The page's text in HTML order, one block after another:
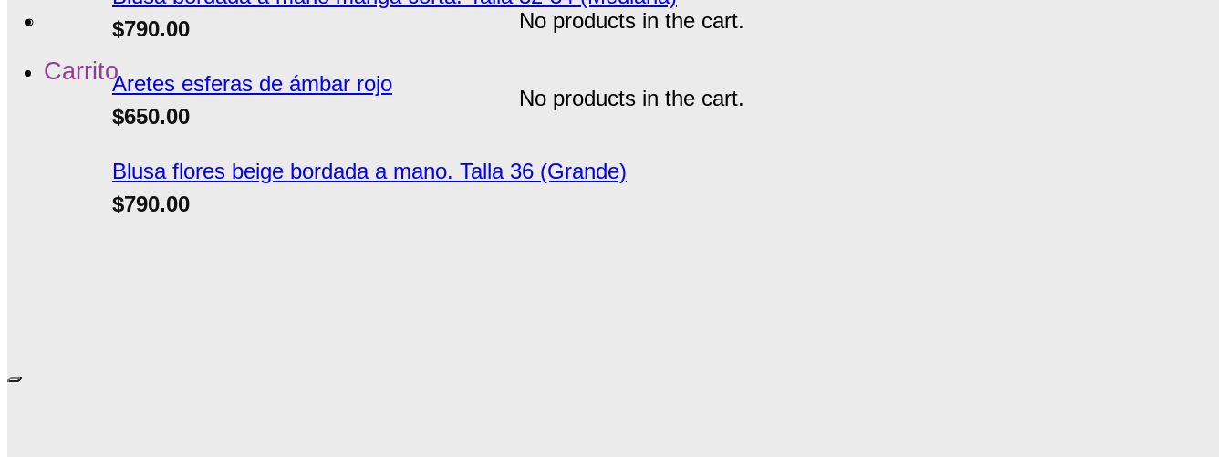
No products in the cart.
Carrito
No products in the cart.
$790.00
Aretes esferas de ámbar rojo
$650.00
Blusa flores beige bordada a mano. Talla 36 (Grande)
$790.00